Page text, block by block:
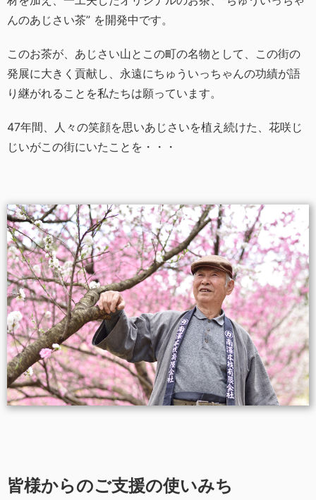
んのあじさい茶” を開発中です。
このお茶が、あじさい山とこの町の名物として、この街の
発展に大きく貢献し、永遠にちゅういっちゃんの功績が語
り継がれることを私たちは願っています。
47年間、人々の笑顔を思いあじさいを植え続けた、花咲じ
じいがこの街にいたことを・・・
皆様からのご支援の使いみち